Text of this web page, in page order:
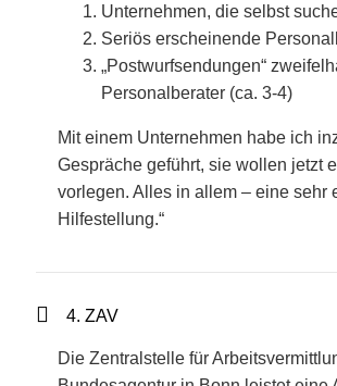
Unternehmen, die selbst
Seriös erscheinende
„Postwurfsendungen“
Personalberater (ca. 3-4)
Mit einem Unternehmen habe ich
Gespräche geführt, sie wollen jetzt
vorlegen. Alles in allem – eine sehr
Hilfestellung.“
4. ZAV
Die Zentralstelle für